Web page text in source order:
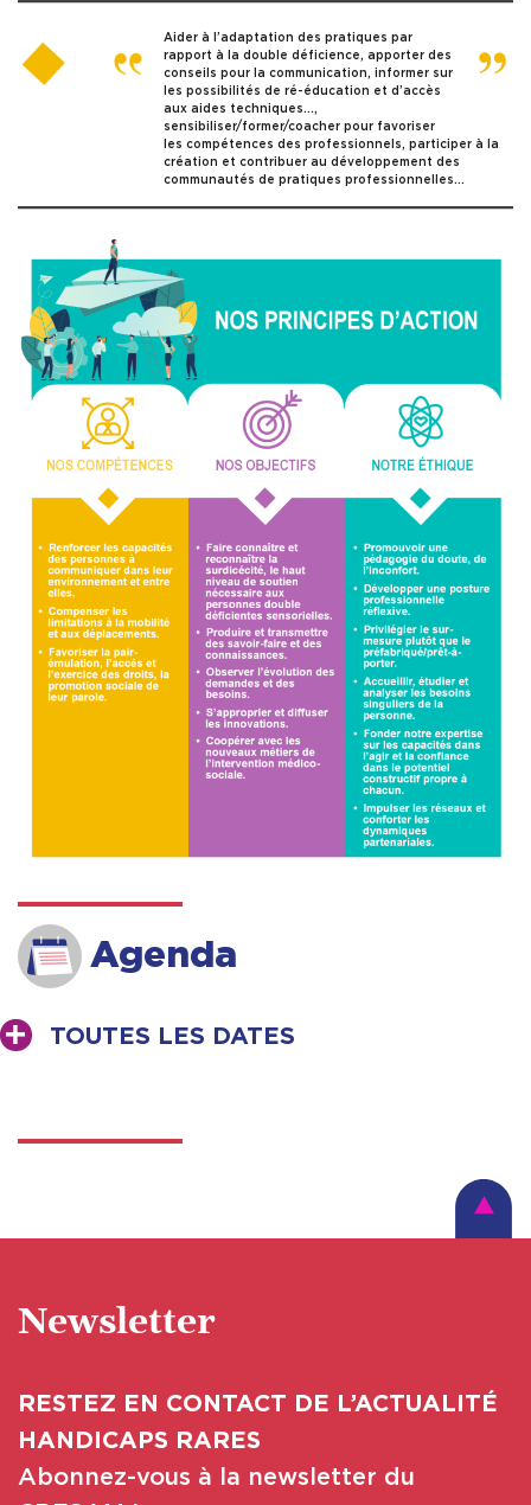
Aider à l’adaptation des pratiques par
rapport à la double déficience, apporter des
conseils pour la communication, informer sur
les possibilités de ré-éducation et d’accès
aux aides techniques…,
sensibiliser/former/coacher pour favoriser
les compétences des professionnels, participer à la
création et contribuer au développement des
communautés de pratiques professionnelles…
Agenda
TOUTES LES DATES
Newsletter
RESTEZ EN CONTACT DE L’ACTUALITÉ
HANDICAPS RARES
Abonnez-vous à la newsletter du